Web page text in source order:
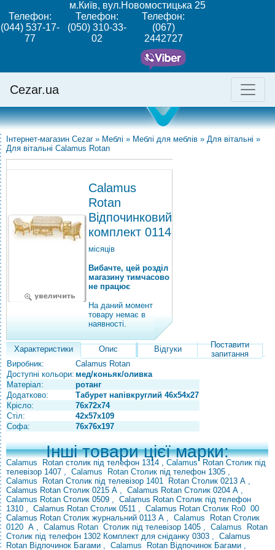
м.Київ, вул.Новомостицька 25
Телефон:
(044) 537-17-
77
Телефон:
(050) 310-33-
02
Телефон:
(067)
2442727
Cezar.ua
Інтернет-магазин Cezar » Меблі » Меблі для меблів » Для вітальні »
Для вітальні Calamus Rotan
Calamus
Rotan
Відпочинковий
комплект 0114
місяців
Вибачте, цей розділ
магазину тимчасово
не працює
На даний момент
товару немає в
наявності.
Характеристики Опис Відгуки
Поставити
запитання
Виробник:
Calamus Rotan
Доступні кольори: мед/коньяк/оливка
Матеріал:
ротанг
Додатково:
Табурет напівкруглий 46х54х27
Крісло:
76х72х74
Стіл:
42х57х109
Софа:
76х76х197
Інші товари цієї марки:
Calamus Rotan столик під телефон 1314 , Calamus Rotan Столик під
телевізор 1407 , Calamus Rotan Столик під телефон 1305 ,
Calamus
Rotan Столик під телевізор 1401 Rotan Столик 0213 А ,
Calamus Rotan Столик 0215 А , Calamus Rotan Столик 0204 А ,
Calamus Rotan Столик 0509 , Calamus Rotan Столик під телефон
1310 , Calamus Rotan Столик 0511 , Calamus Rotan Столик Ro0 00
Calamus Rotan Столик журнальний 0113 А , Calamus
Rotan Столик
0120 А , Calamus Rotan Столик під телевізор 1405 , Calamus
Rotan
Столик під телефон 1302 Комплект для сніданку 0303 , Calamus
Rotan Відпочинок Багами , Calamus Rotan Відпочинок Багами ,